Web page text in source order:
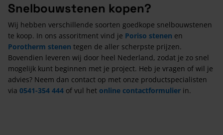
Snelbouwstenen kopen?
Wij hebben verschillende soorten goedkope snelbouwstenen
te koop. In ons assoritment vind je Poriso stenen en
Porotherm stenen tegen de aller scherpste prijzen.
Bovendien leveren wij door heel Nederland, zodat je zo snel
mogelijk kunt beginnen met je project. Heb je vragen of wil je
advies? Neem dan contact op met onze productspecialisten
via 0541-354 444 of vul het online contactformulier in.